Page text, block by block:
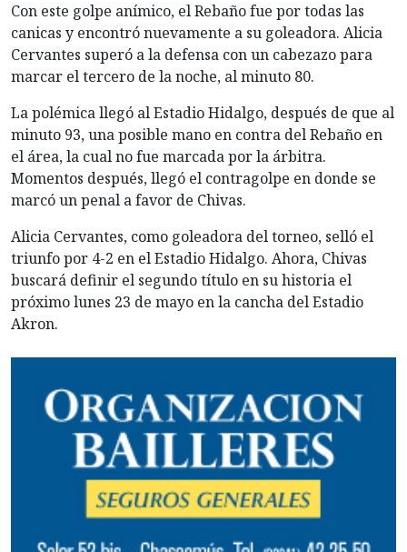
Con este golpe anímico, el Rebaño fue por todas las
canicas y encontró nuevamente a su goleadora. Alicia
Cervantes superó a la defensa con un cabezazo para
marcar el tercero de la noche, al minuto 80.
La polémica llegó al Estadio Hidalgo, después de que al
minuto 93, una posible mano en contra del Rebaño en
el área, la cual no fue marcada por la árbitra.
Momentos después, llegó el contragolpe en donde se
marcó un penal a favor de Chivas.
Alicia Cervantes, como goleadora del torneo, selló el
triunfo por 4-2 en el Estadio Hidalgo. Ahora, Chivas
buscará definir el segundo título en su historia el
próximo lunes 23 de mayo en la cancha del Estadio
Akron.